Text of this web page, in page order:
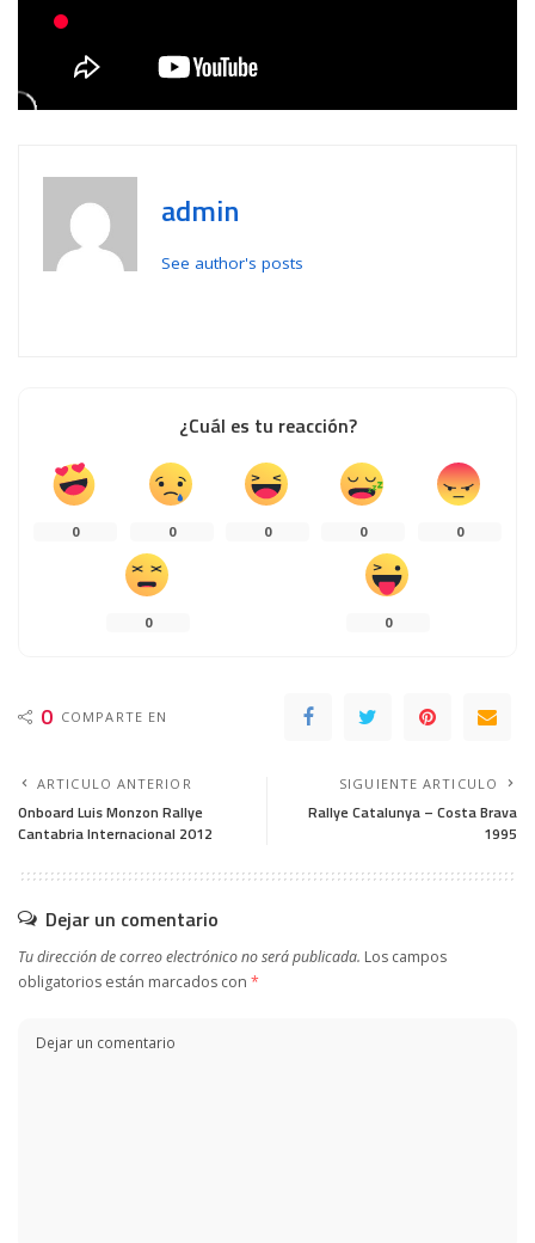
admin
See author's posts
¿Cuál es tu reacción?
0 0 0 0 0
0 0
0 COMPARTE EN
ARTICULO ANTERIOR
Onboard Luis Monzon Rallye
Cantabria Internacional 2012
SIGUIENTE ARTICULO
Rallye Catalunya – Costa Brava
1995
Dejar un comentario
Tu dirección de correo electrónico no será publicada. Los campos
obligatorios están marcados con *